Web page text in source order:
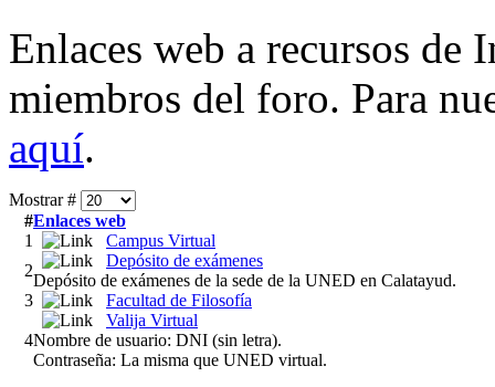
Enlaces web a recursos de
miembros del foro. Para
aquí.
Mostrar #
#Enlaces web
1
Campus Virtual
2
Depósito de exámenes
Depósito de exámenes de la sede de la UNED en Calatayud.
3
Facultad de Filosofía
4
Valija Virtual
Nombre de usuario: DNI (sin letra).
Contraseña: La misma que UNED virtual.